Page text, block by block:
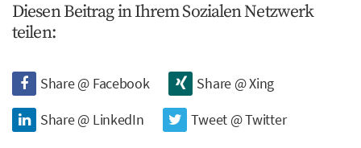
Diesen Beitrag in Ihrem Sozialen Netzwerk
teilen:
Share @ Facebook
Share @ Xing
Share @ LinkedIn
Tweet @ Twitter